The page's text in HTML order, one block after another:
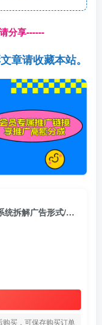
分享------
章请收藏本站。
（10018期）Google Ads 基础入门，系统拆解广告形式/关键词的商业认知/谷歌广告结构
买，可保存购买订单